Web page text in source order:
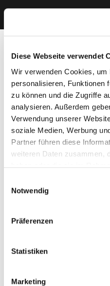
Diese Webseite verwendet
Wir verwenden Cookies, um
personalisieren, Funktionen
zu können und die Zugriffe
analysieren. Außerdem
Verwendung unserer
soziale Medien, Werbung
Partner führen diese
weiteren Daten zusammen,
Cookies, wenn Sie unsere
Notwendig
Präferenzen
Statistiken
Marketing